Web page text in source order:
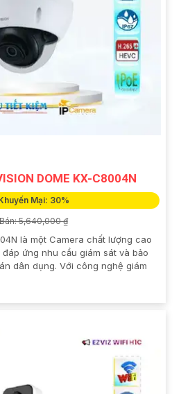
DOME KX-C8004N
Mại: 30%
5,640,000 ₫
là một Camera chất lượng cao
ứng nhu cầu giám sát và bảo
dân dụng. Với công nghệ giám